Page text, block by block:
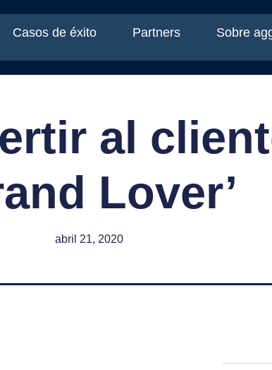
Casos de éxito Partners Sobre
al
Lover’
abril 21, 2020